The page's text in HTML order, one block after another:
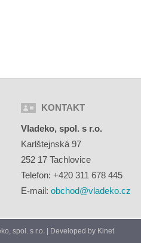
KONTAKT
Vladeko, spol. s r.o.
Karlštejnská 97
252 17 Tachlovice
Telefon: +420 311 678 445
E-mail:obchod@vladeko.cz
spol. s r.o. | Developed by Kinet